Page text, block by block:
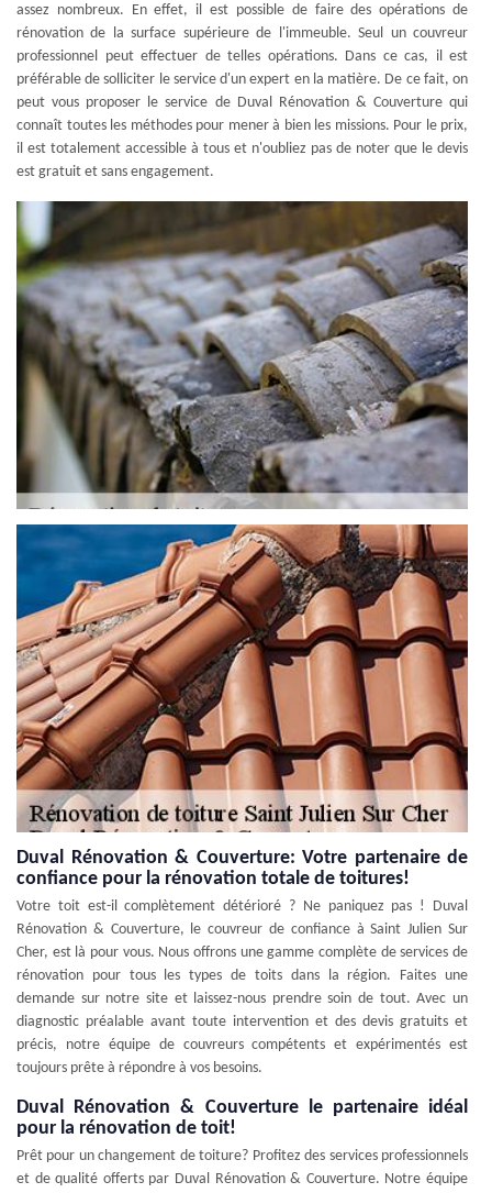
assez nombreux. En effet, il est possible de faire des opérations de
rénovation de la surface supérieure de l'immeuble. Seul un couvreur
professionnel peut effectuer de telles opérations. Dans ce cas, il est
préférable de solliciter le service d'un expert en la matière. De ce fait, on
peut vous proposer le service de Duval Rénovation & Couverture qui
connaît toutes les méthodes pour mener à bien les missions. Pour le prix,
il est totalement accessible à tous et n'oubliez pas de noter que le devis
est gratuit et sans engagement.
Duval Rénovation & Couverture: Votre partenaire de
confiance pour la rénovation totale de toitures!
Votre toit est-il complètement détérioré ? Ne paniquez pas ! Duval
Rénovation & Couverture, le couvreur de confiance à Saint Julien Sur
Cher, est là pour vous. Nous offrons une gamme complète de services de
rénovation pour tous les types de toits dans la région. Faites une
demande sur notre site et laissez-nous prendre soin de tout. Avec un
diagnostic préalable avant toute intervention et des devis gratuits et
précis, notre équipe de couvreurs compétents et expérimentés est
toujours prête à répondre à vos besoins.
Duval Rénovation & Couverture le partenaire idéal
pour la rénovation de toit!
Prêt pour un changement de toiture? Profitez des services professionnels
et de qualité offerts par Duval Rénovation & Couverture. Notre équipe